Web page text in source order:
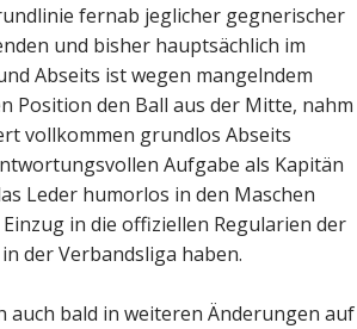
fernab jeglicher gegnerischer
und bisher hauptsächlich im
Abseits ist wegen mangelndem
Position den Ball aus der Mitte, nahm
vollkommen grundlos Abseits
Aufgabe als Kapitän
Leder humorlos in den Maschen
in die offiziellen Regularien der
der Verbandsliga haben.
auch bald in weiteren Änderungen auf